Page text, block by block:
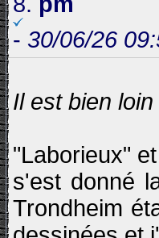
- 30/06/26
Il est bien
"Laborieux"
s'est donné
Trondheim